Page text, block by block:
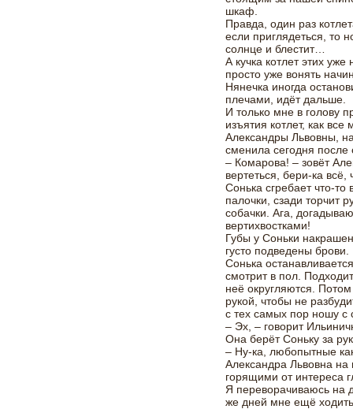
шкаф.
Правда, один раз
если приглядеться, то
солнце и блестит…
А кучка котлет этих
просто уже вонять
Нянечка иногда
плечами, идёт дальше.
И только мне в голову
изъятия котлет, как
Александры Львовны,
сменила сегодня
– Комарова! – зовёт
вертеться, бери-ка
Сонька сгребает что-то
палочки, сзади торчит
собачки. Ага,
вертихвостками!
Губы у Соньки
густо подведены
Сонька
смотрит в пол.
неё округляются.
рукой, чтобы не
с тех самых пор ношу с
– Эх, – говорит
Она берёт Соньку за
– Ну-ка, любопытные
Александра Львовна
горящими от интереса
Я переворачиваюсь на
же дней мне ещё